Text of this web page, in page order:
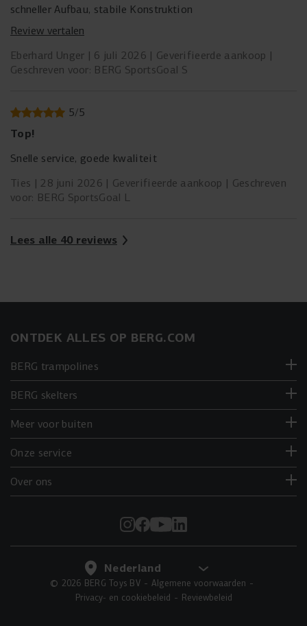
schneller Aufbau, stabile Konstruktion
Review vertalen
Eberhard Unger
6 juli 2026
Geverifieerde aankoop
Geschreven voor: BERG SportsGoal S
5/5
Top!
Snelle service, goede kwaliteit
Ties
28 juni 2026 Geverifieerde aankoop
Geschreven
voor: BERG SportsGoal L
Lees alle 40 reviews
ONTDEK ALLES OP BERG.COM
BERG trampolines
BERG skelters
Meer voor buiten
Onze service
Over ons
© 2026 BERG Toys BV
Algemene voorwaarden
Privacy- en cookiebeleid
Reviewbeleid